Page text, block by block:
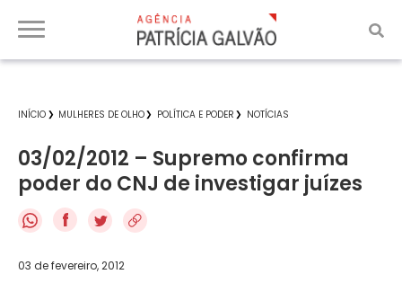
INÍCIO MULHERES DE OLHO POLÍTICA E PODER NOTÍCIAS
03/02/2012 – Supremo confirma
poder do CNJ de investigar juízes
f
03 de fevereiro, 2012